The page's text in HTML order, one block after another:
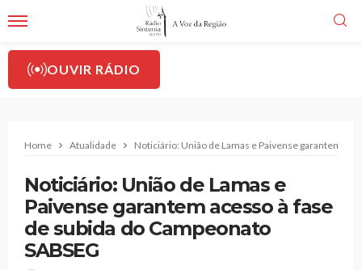
OUVIR RÁDIO
Home Atualidade Noticiário: União de Lamas e Paivense garantem
Noticiário: União de Lamas e
Paivense garantem acesso à fase
de subida do Campeonato
SABSEG